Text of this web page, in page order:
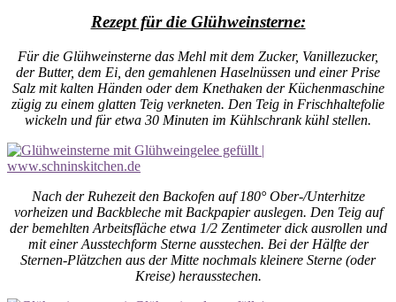
Rezept für die Glühweinsterne:
Für die Glühweinsterne das Mehl mit dem Zucker, Vanillezucker,
der Butter, dem Ei, den gemahlenen Haselnüssen und einer Prise
Salz mit kalten Händen oder dem Knethaken der Küchenmaschine
zügig zu einem glatten Teig verkneten. Den Teig in Frischhaltefolie
wickeln und für etwa 30 Minuten im Kühlschrank kühl stellen.
Nach der Ruhezeit den Backofen auf 180° Ober-/Unterhitze
vorheizen und Backbleche mit Backpapier auslegen. Den Teig auf
der bemehlten Arbeitsfläche etwa 1/2 Zentimeter dick ausrollen und
mit einer Ausstechform Sterne ausstechen. Bei der Hälfte der
Sternen-Plätzchen aus der Mitte nochmals kleinere Sterne (oder
Kreise) herausstechen.